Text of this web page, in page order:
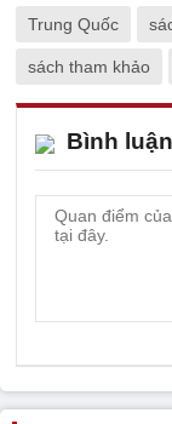
Trung Quốc
sách tham khảo
Bình luận